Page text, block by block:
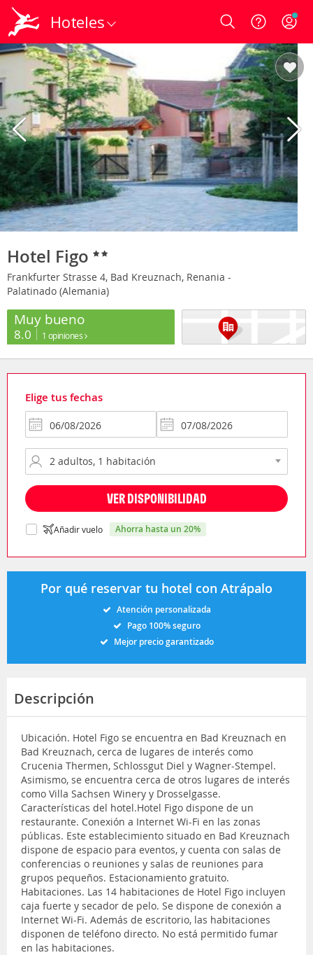
Hoteles Login
Hotel Figo
Frankfurter Strasse 4, Bad Kreuznach, Renania -
Palatinado (Alemania)
Muy bueno
8.0 1 opiniones
Elige tus fechas
VER DISPONIBILIDAD
Añadir vuelo ahorra hasta un 20%
Por qué reservar tu hotel con Atrápalo
Atención personalizada
Pago 100% seguro
Mejor precio garantizado
Descripción
Ubicación. Hotel Figo se encuentra en Bad Kreuznach en
Bad Kreuznach, cerca de lugares de interés como
Crucenia Thermen, Schlossgut Diel y Wagner-Stempel.
Asimismo, se encuentra cerca de otros lugares de interés
como Villa Sachsen Winery y Drosselgasse.
Características del hotel.Hotel Figo dispone de un
restaurante. Conexión a Internet Wi-Fi en las zonas
públicas. Este establecimiento situado en Bad Kreuznach
dispone de espacio para eventos, y cuenta con salas de
conferencias o reuniones y salas de reuniones para
grupos pequeños. Estacionamiento gratuito.
Habitaciones. Las 14 habitaciones de Hotel Figo incluyen
caja fuerte y secador de pelo. Se dispone de conexión a
Internet Wi-Fi. Además de escritorio, las habitaciones
disponen de teléfono directo. No está permitido fumar
en las habitaciones.